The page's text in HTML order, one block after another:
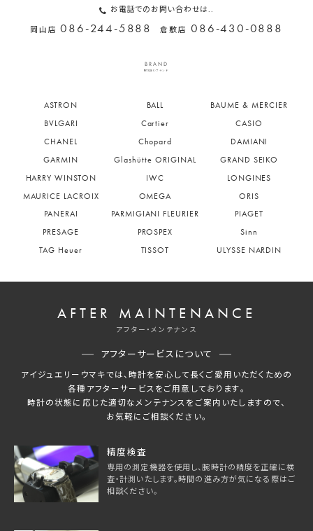
お電話でのお問い合わせは..
岡山店086-244-5888 倉敷店 086-430-0888
BRAND
取り扱いブランド
ASTRON BALL
BAUME & MERCIER
BVLGARI
Cartier
CASIO
CHANEL
Chopard
DAMIANI
GARMIN
Glashütte ORIGINAL
GRAND SEIKO
HARRY WINSTON
IWC
LONGINES
MAURICE LACROIX
OMEGA
ORIS
PANERAI
PARMIGIANI FLEURIER
PIAGET
PRESAGE
PROSPEX
Sinn
TAG Heuer
TISSOT ULYSSE NARDIN
AFTER MAINTENANCE
アフター・メンテナンス
アフターサービスについて
アイジュエリーウマキでは、時計を安心して長くご愛用いただくための
各種アフターサービスをご用意しております。
時計の状態に応じた適切なメンテナンスをご案内いたしますので、
お気軽にご相談ください。
精度検査
専用の測定機器を使用し、腕時計の精度を正確に検
査・計測いたします。時間の進み方が気になる際はご
相談ください。